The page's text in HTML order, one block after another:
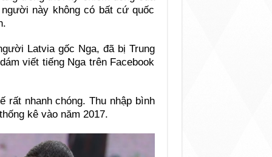
này không có bất cứ quốc
Latvia gốc Nga, đã bị Trung
viết tiếng Nga trên Facebook
rất nhanh chóng. Thu nhập bình
kê vào năm 2017.